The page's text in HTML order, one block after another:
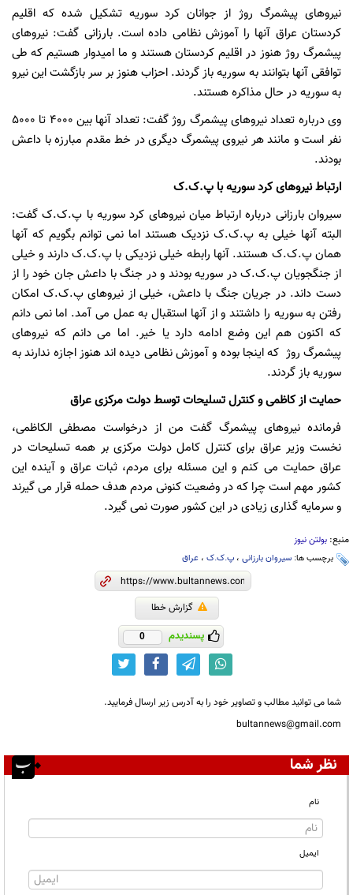
نیروهای پیشمرگ روژ از جوانان کرد سوریه تشکیل شده که اقلیم
کردستان عراق آنها را آموزش نظامی داده است. بارزانی گفت: نیروهای
پیشمرگ روژ هنوز در اقلیم کردستان هستند و ما امیدوار هستیم که طی
توافقی آنها بتوانند به سوریه باز گردند. احزاب هنوز بر سر بازگشت این نیرو
به سوریه در حال مذاکره هستند.
وی درباره تعداد نیروهای پیشمرگ روژ گفت: تعداد آنها بین 4000 تا 5000
نفر است و مانند هر نیروی پیشمرگ دیگری در خط مقدم مبارزه با داعش
بودند.
ارتباط نیروهای کرد سوریه با پ.ک.ک
سیروان بارزانی درباره ارتباط میان نیروهای کرد سوریه با پ.ک.ک گفت:
البته آنها خیلی به پ.ک.ک نزدیک هستند اما نمی توانم بگویم که آنها
همان پ.ک.ک هستند. آنها رابطه خیلی نزدیکی با پ.ک.ک دارند و خیلی
از جنگجویان پ.ک.ک در سوریه بودند و در جنگ با داعش جان خود را از
دست داند. در جریان جنگ با داعش، خیلی از نیروهای پ.ک.ک امکان
رفتن به سوریه را داشتند و از آنها استقبال به عمل می آمد. اما نمی دانم
که اکنون هم این وضع ادامه دارد یا خیر. اما می دانم که نیروهای
پیشمرگ روژ که اینجا بوده و آموزش نظامی دیده اند هنوز اجازه ندارند به
سوریه باز گردند.
حمایت از کاظمی و کنترل تسلیحات توسط دولت مرکزی عراق
فرمانده نیروهای پیشمرگ گفت من از درخواست مصطفی الکاظمی،
نخست وزیر عراق برای کنترل کامل دولت مرکزی بر همه تسلیحات در
عراق حمایت می کنم و این مسئله برای مردم، ثبات عراق و آینده این
کشور مهم است چرا که در وضعیت کنونی مردم هدف حمله قرار می گیرند
و سرمایه گذاری زیادی در این کشور صورت نمی گیرد.
منبع: بولتن نیوز
برچسب ها: سیروان بارزانی ، پ.ک.ک ، عراق
گزارش خطا
پسندیدم 0
شما می توانید مطالب و تصاویر خود را به آدرس زیر ارسال فرمایید.
bultannews@gmail.com
نظر شما
نام
ایمیل